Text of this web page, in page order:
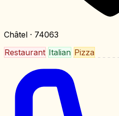
Châtel · 74063
Restaurant Italian Pizza